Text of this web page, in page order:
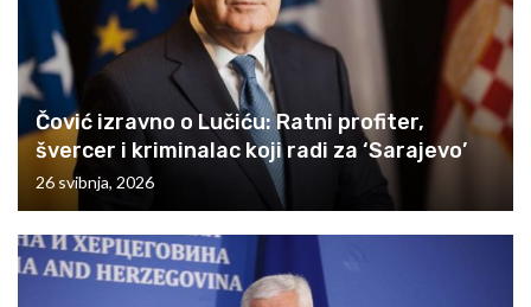
Čović izravno o Lučiću: Ratni profiter,
švercer i kriminalac koji radi za ‘Sarajevo’
26 svibnja, 2026